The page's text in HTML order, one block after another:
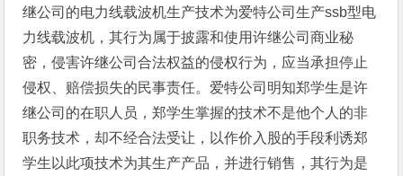
继公司的电力线载波机生产技术为爱特公司生产ssb型电
力线载波机，其行为属于披露和使用许继公司商业秘
密，侵害许继公司合法权益的侵权行为，应当承担停止
侵权、赔偿损失的民事责任。爱特公司明知郑学生是许
继公司的在职人员，郑学生掌握的技术不是他个人的非
职务技术，却不经合法受让，以作价入股的手段利诱郑
学生以此项技术为其生产产品，并进行销售，其行为是